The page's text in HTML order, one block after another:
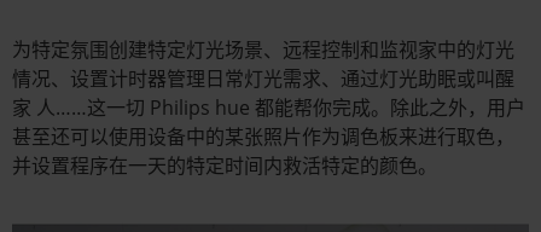
为特定氛围创建特定灯光场景、远程控制和监视家中的灯光
情况、设置计时器管理日常灯光需求、通过灯光助眠或叫醒
家 人……这一切 Philips hue 都能帮你完成。除此之外，用户
甚至还可以使用设备中的某张照片作为调色板来进行取色，
并设置程序在一天的特定时间内救活特定的颜色。